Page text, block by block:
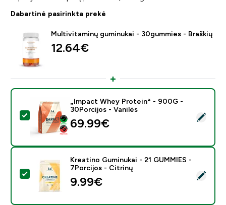
Dabartinė pasirinkta prekė
Multivitaminų guminukai - 30gummies - Braškių
12.64€‎
Pasirinkti šį produktą - „Impact Whey Protein“ -
„Impact Whey Protein“ - 900G -
30Porcijos - Vanilės
69.99€‎
Pasirinkti šį produktą - Kreatino Guminukai - 21
Kreatino Guminukai - 21 GUMMIES -
7Porcijos - Citrinų
9.99€‎